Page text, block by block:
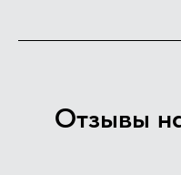
Отзывы